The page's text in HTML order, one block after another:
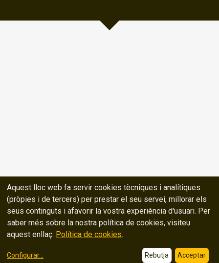
Aquest lloc web fa servir cookies tècniques i analítiques
(pròpies i de tercers) per prestar el seu servei, millorar els
seus continguts i afavorir la vostra experiència d'usuari. Per
saber més sobre la nostra política de cookies, visiteu
aquest enllaç: Política de cookies.
Configurar... Rebutja Acceptar